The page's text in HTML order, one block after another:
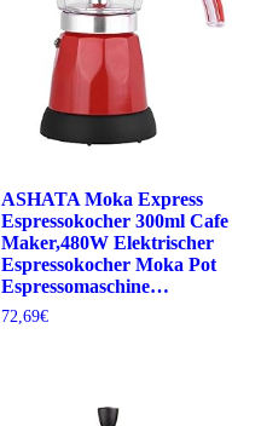
ASHATA Moka Express
Espressokocher 300ml Cafe
Maker,480W Elektrischer
Espressokocher Moka Pot
Espressomaschine…
72,69€